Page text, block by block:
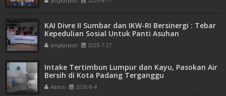
KAI Divre II Sumbar dan IKW-RI Bersinergi : Tebar
Kepedulian Sosial Untuk Panti Asuhan
jangkarpost 2025-7-27
Intake Tertimbun Lumpur dan Kayu, Pasokan Air
Bersih di Kota Padang Terganggu
Admin 2026-8-4